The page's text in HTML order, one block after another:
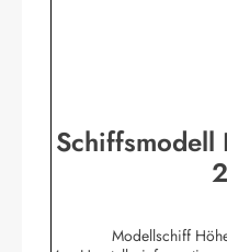
Schiffsmodell
Modellschiff